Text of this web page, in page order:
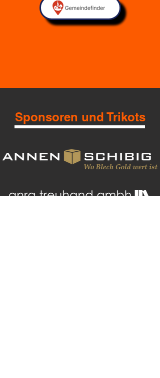
Sponsoren und Trikots